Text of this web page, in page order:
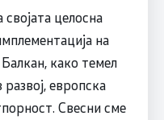
целосна
на
како темел
европска
Свесни сме